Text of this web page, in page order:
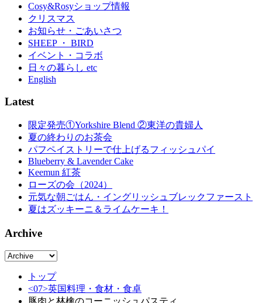
Cosy&Rosyショップ情報
クリスマス
お知らせ・ごあいさつ
SHEEP ・ BIRD
イベント・コラボ
日々の暮らし etc
English
Latest
限定発売①Yorkshire Blend ②東洋の貴婦人
夏の終わりのお茶会
パフペイストリーで仕上げるフィッシュパイ
Blueberry & Lavender Cake
Keemun 紅茶
ローズの会（2024）
元気な朝ごはん・イングリッシュブレックファースト
夏はズッキーニ＆ライムケーキ！
Archive
トップ
<07>英国料理・食材・食卓